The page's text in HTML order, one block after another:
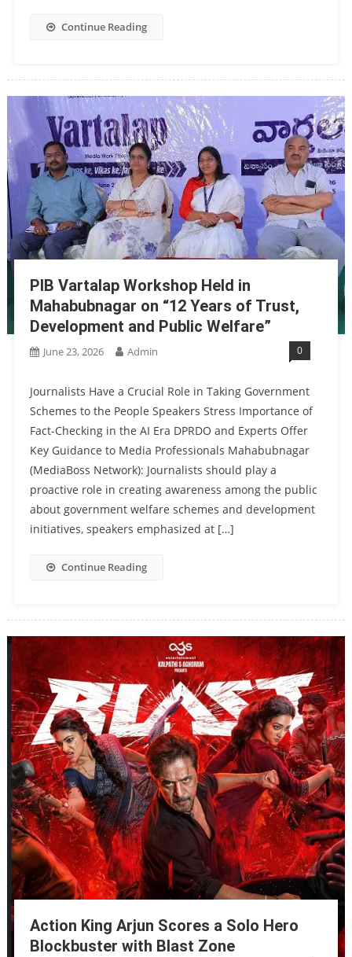
Continue Reading
PIB Vartalap Workshop Held in
Mahabubnagar on “12 Years of Trust,
Development and Public Welfare”
June 23, 2026 Admin 0
Journalists Have a Crucial Role in Taking Government
Schemes to the People Speakers Stress Importance of
Fact-Checking in the AI Era DPRDO and Experts Offer
Key Guidance to Media Professionals Mahabubnagar
(MediaBoss Network): Journalists should play a
proactive role in creating awareness among the public
about government welfare schemes and development
initiatives, speakers emphasized at […]
Continue Reading
Action King Arjun Scores a Solo Hero
Blockbuster with Blast Zone